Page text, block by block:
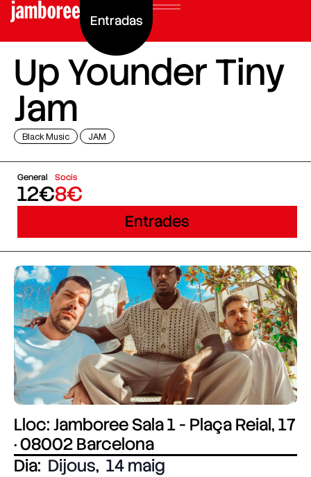
Entradas
Up Younder Tiny
Jam
Black Music JAM
General
12€
Socis
8€
Entrades
Lloc: Jamboree Sala 1 - Plaça Reial, 17
· 08002 Barcelona
Dia: Dijous, 14 maig